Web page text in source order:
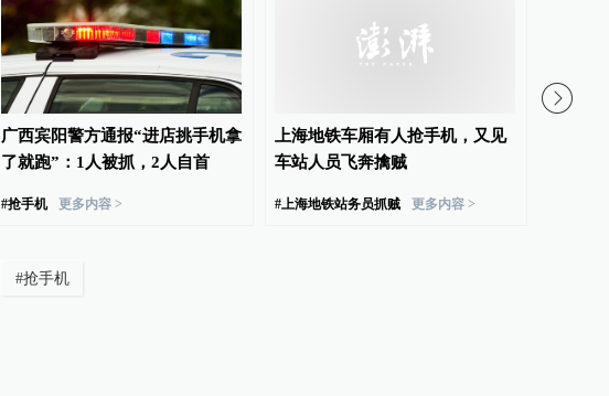
广西宾阳警方通报“进店挑手机拿
了就跑”：1人被抓，2人自首
#抢手机 更多内容 >
上海地铁车厢有人抢手机，又见
车站人员飞奔擒贼
#上海地铁站务员抓贼 更多内容 >
#抢手机